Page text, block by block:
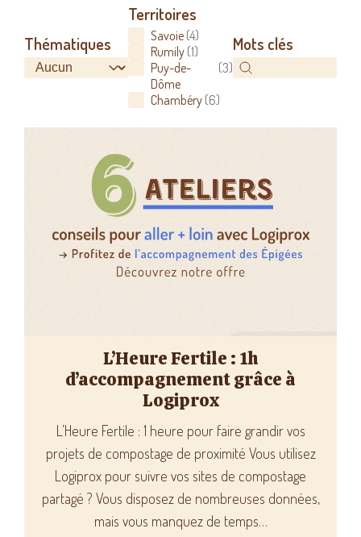
Thématiques
Thématiques
Thématiques
Territoires
Territoires
Savoie (4)
Rumily (1)
Puy-de-
Dôme
(3)
Chambéry (6)
Mots clés
Mots clés
Mots clés
L’Heure Fertile : 1h
d’accompagnement grâce à
Logiprox
L’Heure Fertile : 1 heure pour faire grandir vos
projets de compostage de proximité Vous utilisez
Logiprox pour suivre vos sites de compostage
partagé ? Vous disposez de nombreuses données,
mais vous manquez de temps…